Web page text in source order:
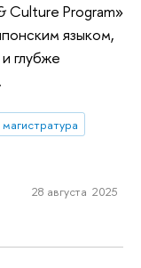
Culture Program»
языком,
глубже
магистратура
28 августа 2025